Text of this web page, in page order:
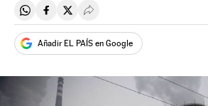
Compartir en Whatsapp
Compartir en Facebook
Compartir en Twitter
Desplegar Redes Sociales
Añadir EL PAÍS en Google